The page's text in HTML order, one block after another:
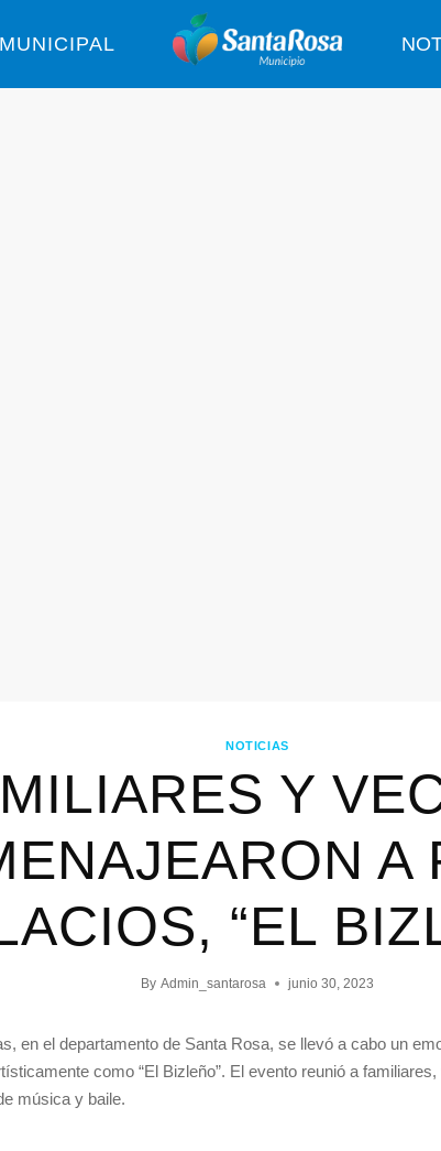
NOTICIAS
Y
A
“EL
By Admin_santarosa junio 30, 2023
en el departamento de Santa Rosa, se llevó a cabo un
como “El Bizleño”. El evento reunió a
música y baile.